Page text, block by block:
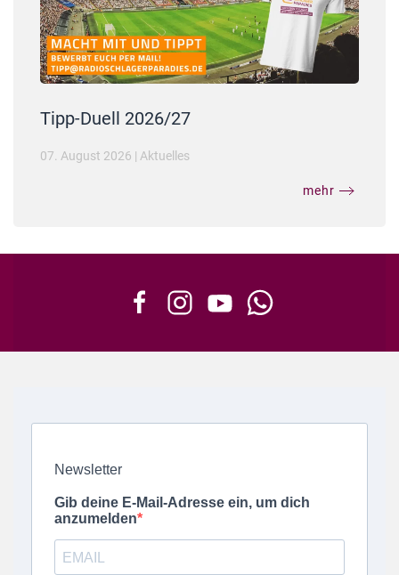
Tipp-Duell 2026/27
07. August 2026 | Aktuelles
mehr